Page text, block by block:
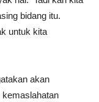
bidang itu.
untuk kita
akan